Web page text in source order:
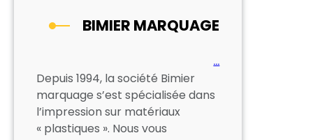
BIMIER MARQUAGE
…
Depuis 1994, la société Bimier
marquage s’est spécialisée dans
l’impression sur matériaux
« plastiques ». Nous vous